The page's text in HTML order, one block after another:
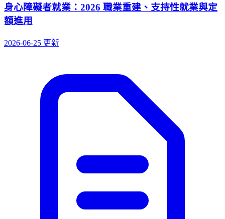
身心障礙者就業：2026 職業重建、支持性就業與定
額進用
2026-06-25 更新